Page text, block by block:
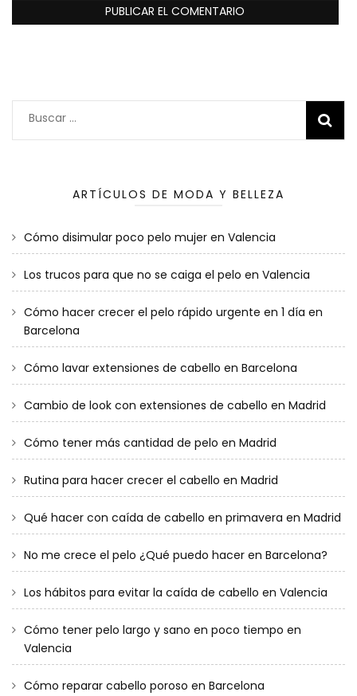
Buscar:
ARTÍCULOS DE MODA Y BELLEZA
Cómo disimular poco pelo mujer en Valencia
Los trucos para que no se caiga el pelo en Valencia
Cómo hacer crecer el pelo rápido urgente en 1 día en
Barcelona
Cómo lavar extensiones de cabello en Barcelona
Cambio de look con extensiones de cabello en Madrid
Cómo tener más cantidad de pelo en Madrid
Rutina para hacer crecer el cabello en Madrid
Qué hacer con caída de cabello en primavera en Madrid
No me crece el pelo ¿Qué puedo hacer en Barcelona?
Los hábitos para evitar la caída de cabello en Valencia
Cómo tener pelo largo y sano en poco tiempo en
Valencia
Cómo reparar cabello poroso en Barcelona